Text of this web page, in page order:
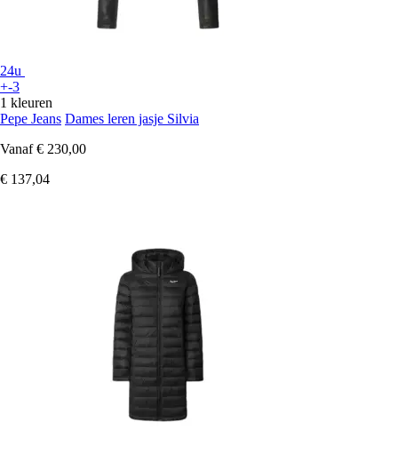
24u
+-3
1 kleuren
Pepe Jeans Dames leren jasje Silvia
Vanaf € 230,00
€ 137,04